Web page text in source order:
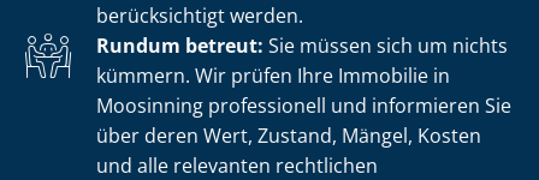
berücksichtigt werden.
Rundum betreut: Sie müssen sich um nichts
kümmern. Wir prüfen Ihre Immobilie in
Moosinning professionell und informieren Sie
über deren Wert, Zustand, Mängel, Kosten
und alle relevanten rechtlichen